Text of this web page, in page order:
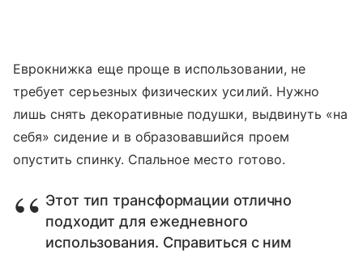
Еврокнижка еще проще в использовании, не
требует серьезных физических усилий. Нужно
лишь снять декоративные подушки, выдвинуть «на
себя» сидение и в образовавшийся проем
опустить спинку. Спальное место готово.
Этот тип трансформации отлично
подходит для ежедневного
использования. Справиться с ним